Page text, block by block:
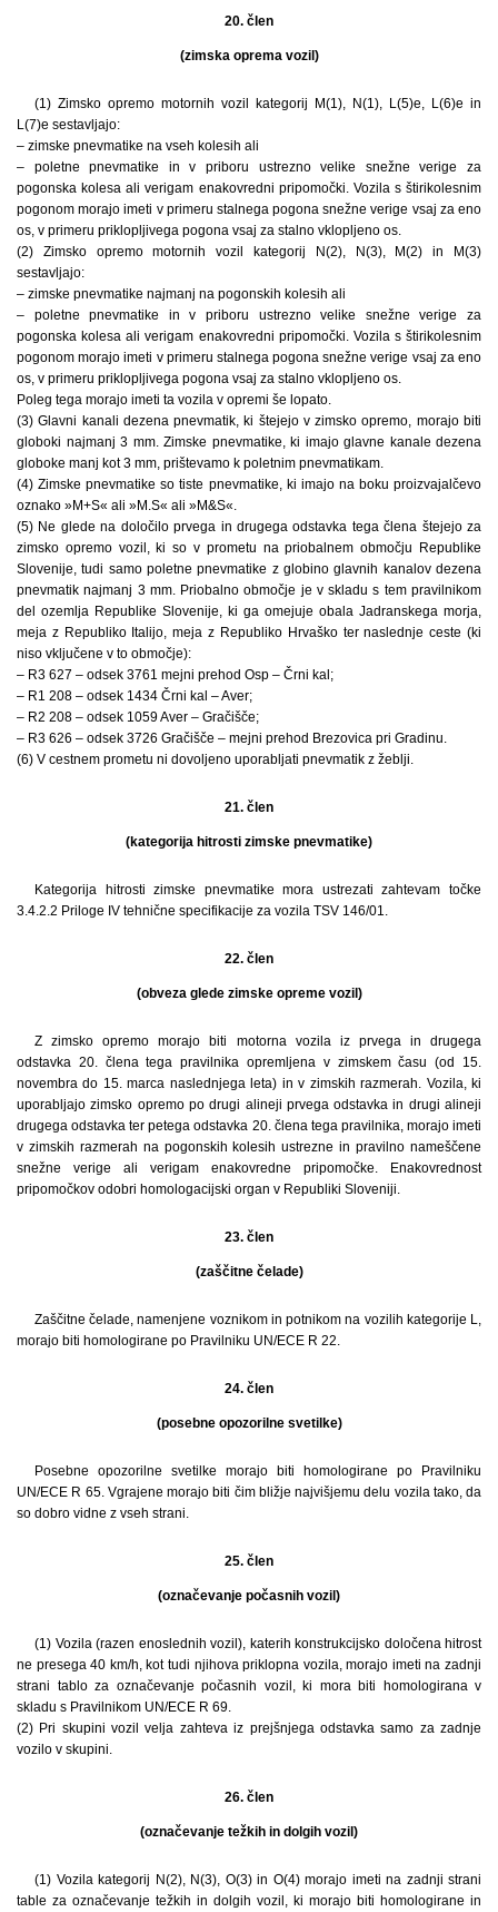
20. člen
(zimska oprema vozil)
(1) Zimsko opremo motornih vozil kategorij M(1), N(1), L(5)e, L(6)e in
L(7)e sestavljajo:
– zimske pnevmatike na vseh kolesih ali
– poletne pnevmatike in v priboru ustrezno velike snežne verige za
pogonska kolesa ali verigam enakovredni pripomočki. Vozila s štirikolesnim
pogonom morajo imeti v primeru stalnega pogona snežne verige vsaj za eno
os, v primeru priklopljivega pogona vsaj za stalno vklopljeno os.
(2) Zimsko opremo motornih vozil kategorij N(2), N(3), M(2) in M(3)
sestavljajo:
– zimske pnevmatike najmanj na pogonskih kolesih ali
– poletne pnevmatike in v priboru ustrezno velike snežne verige za
pogonska kolesa ali verigam enakovredni pripomočki. Vozila s štirikolesnim
pogonom morajo imeti v primeru stalnega pogona snežne verige vsaj za eno
os, v primeru priklopljivega pogona vsaj za stalno vklopljeno os.
Poleg tega morajo imeti ta vozila v opremi še lopato.
(3) Glavni kanali dezena pnevmatik, ki štejejo v zimsko opremo, morajo biti
globoki najmanj 3 mm. Zimske pnevmatike, ki imajo glavne kanale dezena
globoke manj kot 3 mm, prištevamo k poletnim pnevmatikam.
(4) Zimske pnevmatike so tiste pnevmatike, ki imajo na boku proizvajalčevo
oznako »M+S« ali »M.S« ali »M&S«.
(5) Ne glede na določilo prvega in drugega odstavka tega člena štejejo za
zimsko opremo vozil, ki so v prometu na priobalnem območju Republike
Slovenije, tudi samo poletne pnevmatike z globino glavnih kanalov dezena
pnevmatik najmanj 3 mm. Priobalno območje je v skladu s tem pravilnikom
del ozemlja Republike Slovenije, ki ga omejuje obala Jadranskega morja,
meja z Republiko Italijo, meja z Republiko Hrvaško ter naslednje ceste (ki
niso vključene v to območje):
– R3 627 – odsek 3761 mejni prehod Osp – Črni kal;
– R1 208 – odsek 1434 Črni kal – Aver;
– R2 208 – odsek 1059 Aver – Gračišče;
– R3 626 – odsek 3726 Gračišče – mejni prehod Brezovica pri Gradinu.
(6) V cestnem prometu ni dovoljeno uporabljati pnevmatik z žeblji.
21. člen
(kategorija hitrosti zimske pnevmatike)
Kategorija hitrosti zimske pnevmatike mora ustrezati zahtevam točke
3.4.2.2 Priloge IV tehnične specifikacije za vozila TSV 146/01.
22. člen
(obveza glede zimske opreme vozil)
Z zimsko opremo morajo biti motorna vozila iz prvega in drugega
odstavka 20. člena tega pravilnika opremljena v zimskem času (od 15.
novembra do 15. marca naslednjega leta) in v zimskih razmerah. Vozila, ki
uporabljajo zimsko opremo po drugi alineji prvega odstavka in drugi alineji
drugega odstavka ter petega odstavka 20. člena tega pravilnika, morajo imeti
v zimskih razmerah na pogonskih kolesih ustrezne in pravilno nameščene
snežne verige ali verigam enakovredne pripomočke. Enakovrednost
pripomočkov odobri homologacijski organ v Republiki Sloveniji.
23. člen
(zaščitne čelade)
Zaščitne čelade, namenjene voznikom in potnikom na vozilih kategorije L,
morajo biti homologirane po Pravilniku UN/ECE R 22.
24. člen
(posebne opozorilne svetilke)
Posebne opozorilne svetilke morajo biti homologirane po Pravilniku
UN/ECE R 65. Vgrajene morajo biti čim bližje najvišjemu delu vozila tako, da
so dobro vidne z vseh strani.
25. člen
(označevanje počasnih vozil)
(1) Vozila (razen enoslednih vozil), katerih konstrukcijsko določena hitrost
ne presega 40 km/h, kot tudi njihova priklopna vozila, morajo imeti na zadnji
strani tablo za označevanje počasnih vozil, ki mora biti homologirana v
skladu s Pravilnikom UN/ECE R 69.
(2) Pri skupini vozil velja zahteva iz prejšnjega odstavka samo za zadnje
vozilo v skupini.
26. člen
(označevanje težkih in dolgih vozil)
(1) Vozila kategorij N(2), N(3), O(3) in O(4) morajo imeti na zadnji strani
table za označevanje težkih in dolgih vozil, ki morajo biti homologirane in